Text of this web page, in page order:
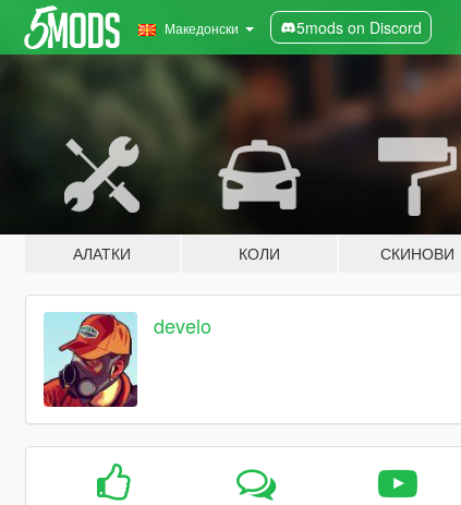
Македонски 5mods on Discord
АЛАТКИ КОЛИ СКИНОВИ
develo